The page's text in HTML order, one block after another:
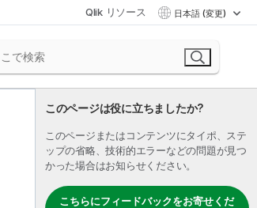
Qlik リソース 日本語 (変更)
このページは役に立ちましたか?
このページまたはコンテンツにタイポ、ステ
ップの省略、技術的エラーなどの問題が見つ
かった場合はお知らせください。
こちらにフィードバックをお寄せくだ